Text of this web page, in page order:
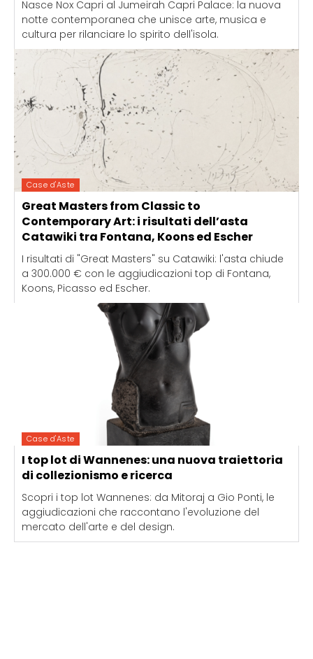
Nasce Nox Capri al Jumeirah Capri Palace: la nuova
notte contemporanea che unisce arte, musica e
cultura per rilanciare lo spirito dell'isola.
Case d'Aste
Great Masters from Classic to
Contemporary Art: i risultati dell’asta
Catawiki tra Fontana, Koons ed Escher
I risultati di "Great Masters" su Catawiki: l'asta chiude
a 300.000 € con le aggiudicazioni top di Fontana,
Koons, Picasso ed Escher.
Case d'Aste
I top lot di Wannenes: una nuova traiettoria
di collezionismo e ricerca
Scopri i top lot Wannenes: da Mitoraj a Gio Ponti, le
aggiudicazioni che raccontano l'evoluzione del
mercato dell'arte e del design.